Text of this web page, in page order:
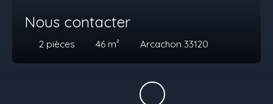
Nous contacter
2 pièces 46 m² Arcachon 33120